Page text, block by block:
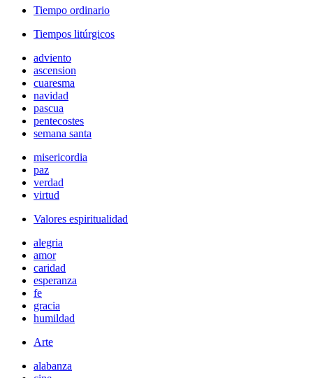
Tiempo ordinario
Tiempos litúrgicos
adviento
ascension
cuaresma
navidad
pascua
pentecostes
semana santa
misericordia
paz
verdad
virtud
Valores espiritualidad
alegria
amor
caridad
esperanza
fe
gracia
humildad
Arte
alabanza